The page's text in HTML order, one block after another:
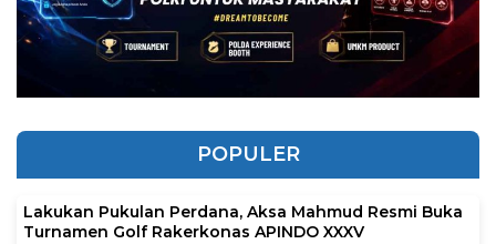
POPULER
Lakukan Pukulan Perdana, Aksa Mahmud Resmi Buka
Turnamen Golf Rakerkonas APINDO XXXV